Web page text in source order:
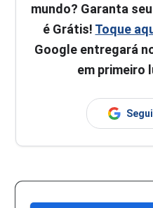
mundo? Garanta
é Grátis! Toque
Google entregará
em primeiro